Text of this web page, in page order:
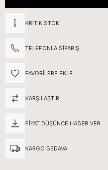
KRITIK STOK
TELEFONLA SIPARIŞ
FAVORILERE EKLE
KARŞILAŞTIR
FIYAT DÜŞÜNCE HABER VER
KARGO BEDAVA